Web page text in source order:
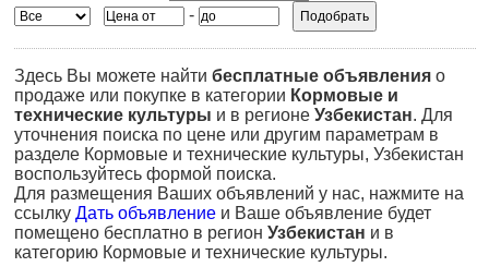
-
Здесь Вы можете найти бесплатные объявления о
продаже или покупке в категории Кормовые и
технические культуры и в регионе Узбекистан. Для
уточнения поиска по цене или другим параметрам в
разделе Кормовые и технические культуры, Узбекистан
воспользуйтесь формой поиска.
Для размещения Ваших объявлений у нас, нажмите на
ссылку Дать объявление и Ваше объявление будет
помещено бесплатно в регион Узбекистан и в
категорию Кормовые и технические культуры.